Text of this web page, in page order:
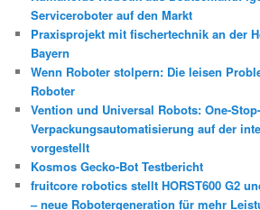
Serviceroboter auf den Markt
Praxisprojekt mit fischertechnik an der
Bayern
Wenn Roboter stolpern: Die leisen
Roboter
Vention und Universal Robots: One-
Verpackungsautomatisierung auf der
vorgestellt
Kosmos Gecko-Bot Testbericht
fruitcore robotics stellt HORST600 G2
– neue Robotergeneration für mehr